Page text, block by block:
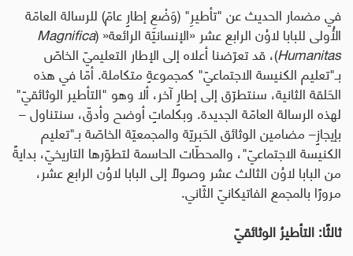
في مضمار الحديث عن "تأطيرِ" (وَضْعِ إطارٍ عامّ) للرسالة العامّة
الأُولى للبابا لاوُن الرابع عشر «الإنسانيّة الرائعة«
(
Magnifica
Humanitas)، قد تعرّضنا أعلاه إلى الإطار التعليميّ الخاصّ
بـ"تعليم الكنيسة الاجتماعيّ" كمجموعةٍ متكاملة. أمّا في هذه
الحَلقة الثانية، سنتطرّق إلى إطارٍ آخر، ألا وهو "التأطير الوثائقيّ"
لهذه الرسالة العامّة الجديدة. وبكلماتٍ أوضحوأدقّ، سنتناول –
بإيجازٍ– مضامين الوثائق الحَبريّة والمجمعيّة الخاصّة بـ"تعليم
الكنيسة الاجتماعيّ"، والمحطّات الحاسمة لتطوّرها التاريخيّ، بدايةً
من البابا لاوُن الثالث عشر وصولًا إلى البابا لاوُن الرابع عشر،
مرورًا بالمجمع الفاتيكانيّ الثّاني.
ثالثًا: التأطيرُ الوثائقيّ